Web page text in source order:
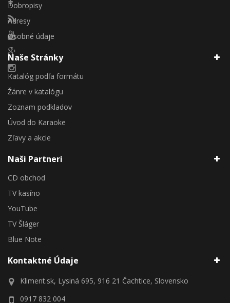
Dobropisy
Adresy
Osobné údaje
Naše Stránky
Katalóg podľa formátu
Žánre v katalógu
Zoznam podkladov
Úvod do Karaoke
Zľavy a akcie
Naši Partneri
CD obchod
TV kasíno
YouTube
TV Šláger
Blue Note
Kontaktné Údaje
Kliment.sk, Lysiná 695, 916 21 Čachtice, Slovensko
0917 832 004